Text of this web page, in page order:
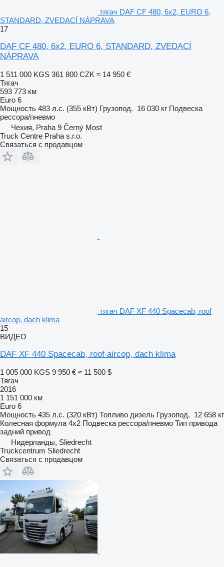
тягач DAF CF 480, 6x2, EURO 6,
STANDARD, ZVEDACÍ NÁPRAVA
17
DAF CF 480, 6x2, EURO 6, STANDARD, ZVEDACÍ
NÁPRAVA
1 511 000 KGS 361 800 CZK ≈ 14 950 €
Тягач
593 773 км
Euro 6
Мощность 483 л.с. (355 кВт) Грузопод. 16 030 кг Подвеска
рессора/пневмо
Чехия, Praha 9 Černý Most
Truck Centre Praha s.r.o.
Связаться с продавцом
тягач DAF XF 440 Spacecab, roof
aircop, dach klima
15
ВИДЕО
DAF XF 440 Spacecab, roof aircop, dach klima
1 005 000 KGS 9 950 € ≈ 11 500 $
Тягач
2016
1 151 000 км
Euro 6
Мощность 435 л.с. (320 кВт) Топливо дизель Грузопод. 12 658 кг
Колесная формула 4x2 Подвеска рессора/пневмо Тип привода
задний привод
Нидерланды, Sliedrecht
Truckcentrum Sliedrecht
Связаться с продавцом